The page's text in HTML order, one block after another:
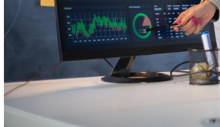
Fortaleza